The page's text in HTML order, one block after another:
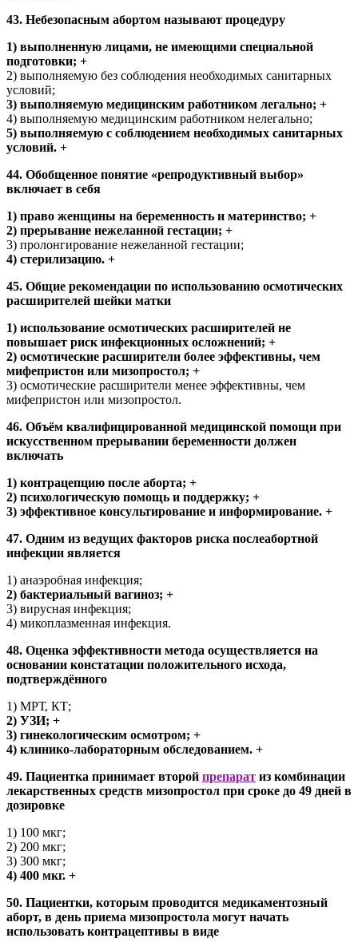
43. Небезопасным абортом называют процедуру
1) выполненную лицами, не имеющими специальной
подготовки; +
2) выполняемую без соблюдения необходимых санитарных
условий;
3) выполняемую медицинским работником легально; +
4) выполняемую медицинским работником нелегально;
5) выполняемую с соблюдением необходимых санитарных
условий. +
44. Обобщенное понятие «репродуктивный выбор»
включает в себя
1) право женщины на беременность и материнство; +
2) прерывание нежеланной гестации; +
3) пролонгирование нежеланной гестации;
4) стерилизацию. +
45. Общие рекомендации по использованию осмотических
расширителей шейки матки
1) использование осмотических расширителей не
повышает риск инфекционных осложнений; +
2) осмотические расширители более эффективны, чем
мифепристон или мизопростол; +
3) осмотические расширители менее эффективны, чем
мифепристон или мизопростол.
46. Объём квалифицированной медицинской помощи при
искусственном прерывании беременности должен
включать
1) контрацепцию после аборта; +
2) психологическую помощь и поддержку; +
3) эффективное консультирование и информирование. +
47. Одним из ведущих факторов риска послеабортной
инфекции является
1) анаэробная инфекция;
2) бактериальный вагиноз; +
3) вирусная инфекция;
4) микоплазменная инфекция.
48. Оценка эффективности метода осуществляется на
основании констатации положительного исхода,
подтверждённого
1) МРТ, КТ;
2) УЗИ; +
3) гинекологическим осмотром; +
4) клинико-лабораторным обследованием. +
49. Пациентка принимает второй препарат из комбинации
лекарственных средств мизопростол при сроке до 49 дней в
дозировке
1) 100 мкг;
2) 200 мкг;
3) 300 мкг;
4) 400 мкг. +
50. Пациентки, которым проводится медикаментозный
аборт, в день приема мизопростола могут начать
использовать контрацептивы в виде